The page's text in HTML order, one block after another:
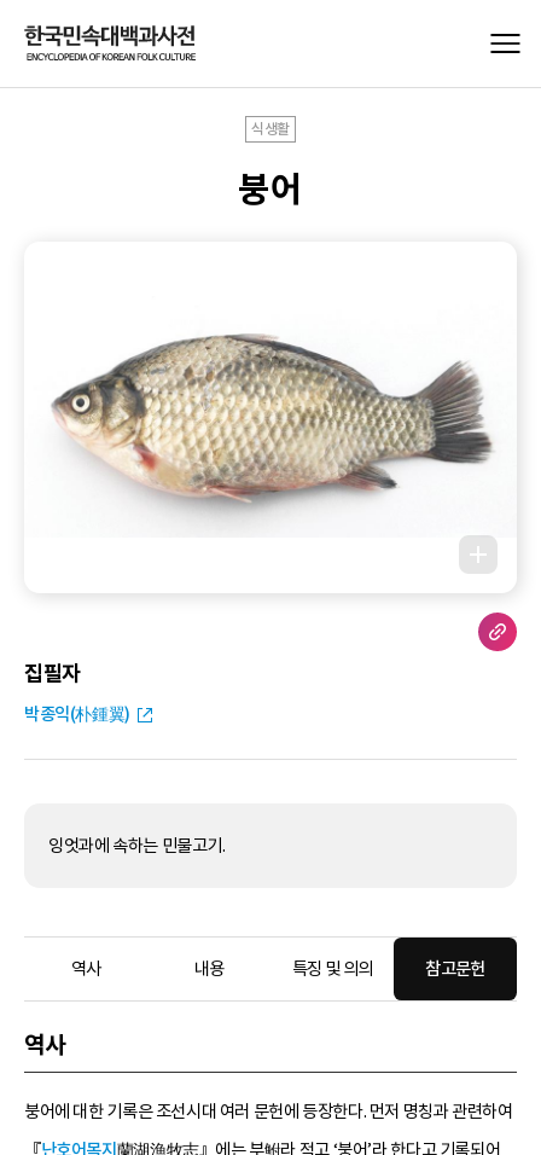
식생활
붕어
집필자
박종익(朴鍾翼)
잉엇과에 속하는 민물고기.
역사 내용 특징 및 의의 참고문헌
역사
붕어에 대한 기록은 조선시대 여러 문헌에 등장한다. 먼저 명칭과 관련하여
『난호어목지 蘭湖漁牧志』에는 부鮒라 적고 ‘붕어’라 한다고 기록되어